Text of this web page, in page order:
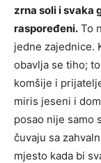
zrna soli i svaka
raspoređeni. To
jedne zajednice.
obavlja se tiho;
komšije i
miris jeseni i
posao nije samo
čuvaju sa
mjesto kada bi